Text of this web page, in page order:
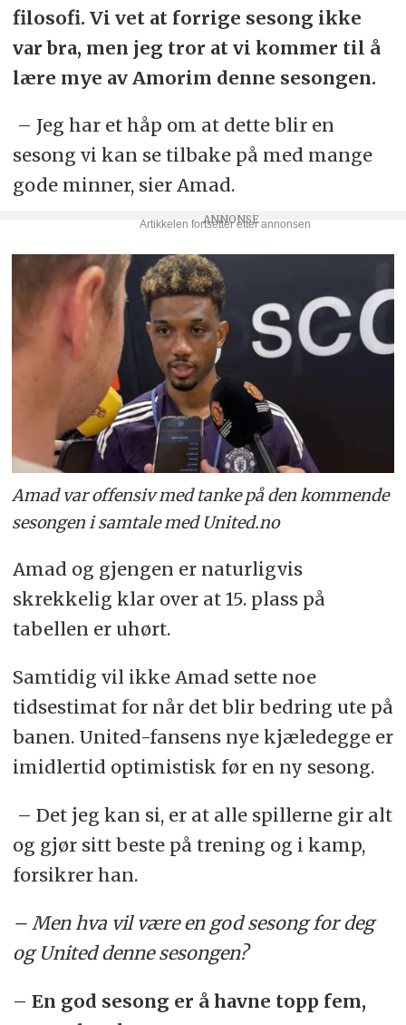
filosofi. Vi vet at forrige sesong ikke
var bra, men jeg tror at vi kommer til å
lære mye av Amorim denne sesongen.
– Jeg har et håp om at dette blir en
sesong vi kan se tilbake på med mange
gode minner, sier Amad.
Amad var offensiv med tanke på den kommende
sesongen i samtale med United.no
Amad og gjengen er naturligvis
skrekkelig klar over at 15. plass på
tabellen er uhørt.
Samtidig vil ikke Amad sette noe
tidsestimat for når det blir bedring ute på
banen. United-fansens nye kjæledegge er
imidlertid optimistisk før en ny sesong.
– Det jeg kan si, er at alle spillerne gir alt
og gjør sitt beste på trening og i kamp,
forsikrer han.
– Men hva vil være en god sesong for deg
og United denne sesongen?
– En god sesong er å havne topp fem,